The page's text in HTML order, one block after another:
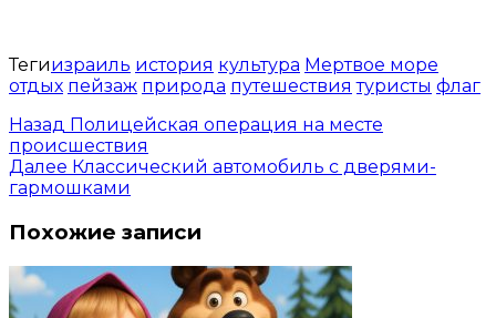
Тегиизраиль история культура Мертвое море
отдых пейзаж природа путешествия туристы флаг
Назад Полицейская операция на месте
происшествия
Далее Классический автомобиль с дверями-
гармошками
Похожие записи